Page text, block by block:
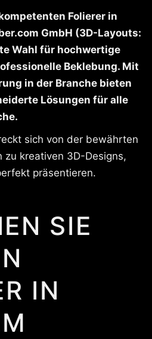
Folierer in
GmbH (3D-Layouts:
Wahl für hochwertige
Beklebung. Mit
in der Branche bieten
Lösungen für alle
sich von der bewährten
zu kreativen 3D-Designs,
präsentieren.
SIE
IN